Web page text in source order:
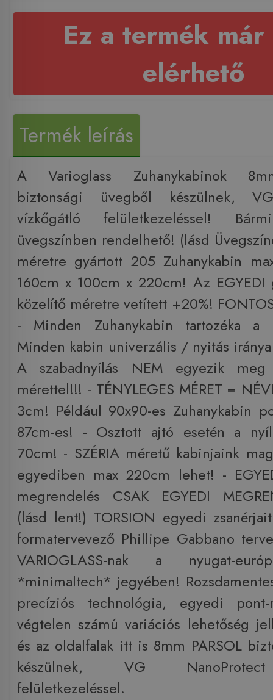
Ez a termék már
elérhető
Termék leírás
A Varioglass Zuhanykabinok
biztonsági üvegből készülnek,
vízkőgátló felületkezeléssel!
üvegszínben rendelhető! (lásd
méretre gyártott 205 Zuhanykabin
160cm x 100cm x 220cm! Az EGYEDI
közelítő méretre vetített +20%!
- Minden Zuhanykabin tartozéka a
Minden kabin univerzális / nyitás
A szabadnyílás NEM egyezik meg
mérettel!!! - TÉNYLEGES MÉRET =
3cm! Például 90x90-es Zuhanykabin
87cm-es! - Osztott ajtó esetén a
70cm! - SZÉRIA méretű kabinjaink
egyediben max 220cm lehet! -
megrendelés CSAK EGYEDI
(lásd lent!) TORSION egyedi
formatervevező Phillipe Gabbano
VARIOGLASS-nak a nyugat-
*minimaltech* jegyében!
precíziós technológia, egyedi pont-
végtelen számú variációs lehetőség
és az oldalfalak itt is 8mm PARSOL
készülnek, VG
felületkezeléssel.